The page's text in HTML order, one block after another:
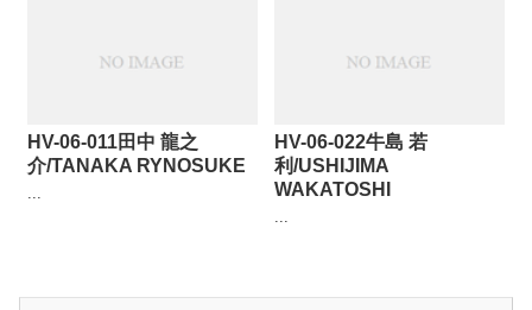
HV-06-011田中 龍之
介/TANAKA RYNOSUKE
...
HV-06-022牛島 若
利/USHIJIMA
WAKATOSHI
...